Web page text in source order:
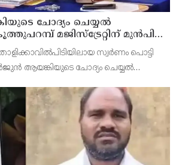
ചോദ്യം ചെയ്യല്‍
മജിസ്ട്രേറ്റിന് മുൻപില്‍
സ്വർണം പൊട്ടി
ആയങ്കിയുടെ ചോദ്യം ചെയ്യല്‍